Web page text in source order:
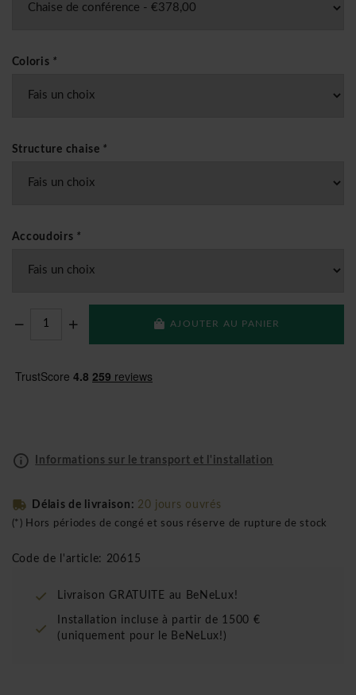
Coloris *
Structure chaise *
Accoudoirs *
AJOUTER AU PANIER
Informations sur le transport et l'installation
Délais de livraison: 20 jours ouvrés
(*) Hors périodes de congé et sous réserve de rupture de stock
Code de l'article: 20615
Livraison GRATUITE au BeNeLux!
Installation incluse à partir de 1500 €
(uniquement pour le BeNeLux!)